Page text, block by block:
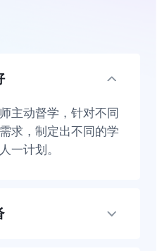
主动督学，针对不同
求，制定出不同的学
一计划。